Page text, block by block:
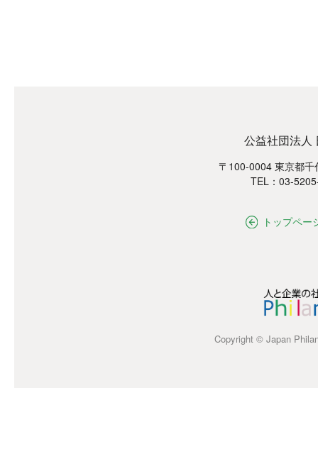
公益社団法人
〒100-0004 東京都
TEL：03-
トップペー
Copyright © Japan